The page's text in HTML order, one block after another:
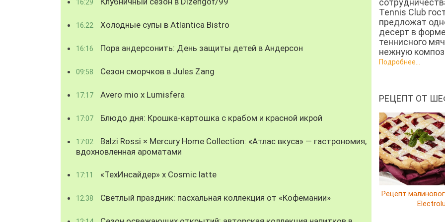
16:29
16:22 Холодные супы в Atlantica Bistro
16:16 Пора андерсонить: День защиты детей в Андерсон
09:58 Сезон сморчков в Jules Zang
17:17 Avero mio x Lumisfera
17:07 Блюдо дня: Крошка-картошка с крабом и красной икрой
17:02
Balzi Rossi × Mercury Home Collection: «Атлас вкуса» — гастрономия,
вдохновленная ароматами
17:11 «ТехИнсайдер» х Cosmic latte
12:38 Светлый праздник: пасхальная коллекция от «Кофемании»
Tennis Club
предложат
десерт в форме
теннисного
нежную
Подробнее...
РЕЦЕПТ ОТ
Рецепт